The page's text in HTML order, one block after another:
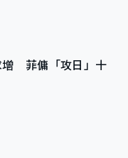
增 菲傭「攻日」十